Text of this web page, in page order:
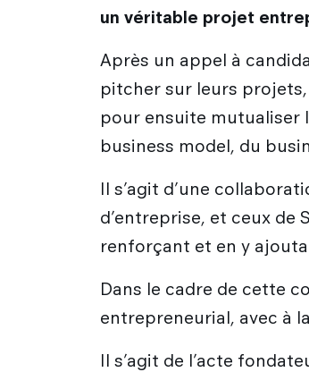
un véritable projet
Après un appel à
pitcher sur leurs
pour ensuite mutualiser
business model, du
Il s’agit d’une
d’entreprise, et ceux
renforçant et en y
Dans le cadre de cette
entrepreneurial, avec à
Il s’agit de l’acte